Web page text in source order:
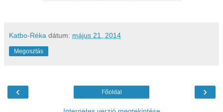
Katbo-Réka dátum: május 21, 2014
Megosztás
‹ ›
Főoldal